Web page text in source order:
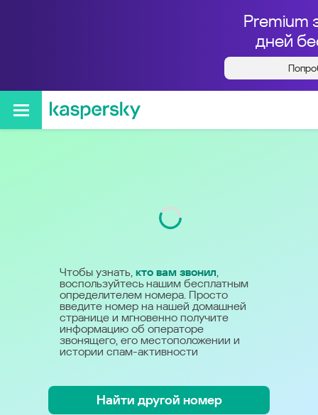
Premium
дней
Кто звонил с номера
+79852947450
Чтобы узнать, кто вам звонил,
воспользуйтесь нашим бесплатным
определителем номера. Просто
введите номер на нашей домашней
странице и мгновенно получите
информацию об операторе
звонящего, его местоположении и
истории спам-активности
Найти другой номер